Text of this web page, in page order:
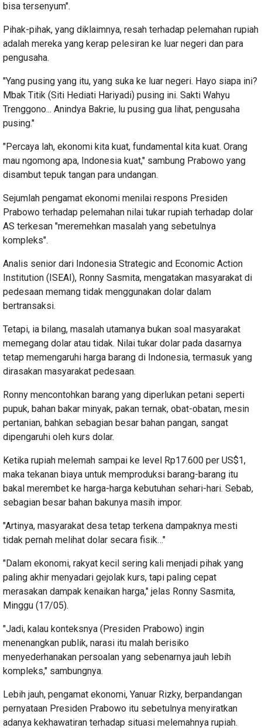
bisa tersenyum".
Pihak-pihak, yang diklaimnya, resah terhadap pelemahan rupiah
adalah mereka yang kerap pelesiran ke luar negeri dan para
pengusaha.
"Yang pusing yang itu, yang suka ke luar negeri. Hayo siapa ini?
Mbak Titik (Siti Hediati Hariyadi) pusing ini. Sakti Wahyu
Trenggono... Anindya Bakrie, lu pusing gua lihat, pengusaha
pusing."
"Percaya lah, ekonomi kita kuat, fundamental kita kuat. Orang
mau ngomong apa, Indonesia kuat," sambung Prabowo yang
disambut tepuk tangan para undangan.
Sejumlah pengamat ekonomi menilai respons Presiden
Prabowo terhadap pelemahan nilai tukar rupiah terhadap dolar
AS terkesan "meremehkan masalah yang sebetulnya
kompleks".
Analis senior dari Indonesia Strategic and Economic Action
Institution (ISEAI), Ronny Sasmita, mengatakan masyarakat di
pedesaan memang tidak menggunakan dolar dalam
bertransaksi.
Tetapi, ia bilang, masalah utamanya bukan soal masyarakat
memegang dolar atau tidak. Nilai tukar dolar pada dasarnya
tetap memengaruhi harga barang di Indonesia, termasuk yang
dirasakan masyarakat pedesaan.
Ronny mencontohkan barang yang diperlukan petani seperti
pupuk, bahan bakar minyak, pakan ternak, obat-obatan, mesin
pertanian, bahkan sebagian besar bahan pangan, sangat
dipengaruhi oleh kurs dolar.
Ketika rupiah melemah sampai ke level Rp17.600 per US$1,
maka tekanan biaya untuk memproduksi barang-barang itu
bakal merembet ke harga-harga kebutuhan sehari-hari. Sebab,
sebagian besar bahan bakunya masih impor.
"Artinya, masyarakat desa tetap terkena dampaknya mesti
tidak pernah melihat dolar secara fisik…"
"Dalam ekonomi, rakyat kecil sering kali menjadi pihak yang
paling akhir menyadari gejolak kurs, tapi paling cepat
merasakan dampak kenaikan harga," jelas Ronny Sasmita,
Minggu (17/05).
"Jadi, kalau konteksnya (Presiden Prabowo) ingin
menenangkan publik, narasi itu malah berisiko
menyederhanakan persoalan yang sebenarnya jauh lebih
kompleks," sambungnya.
Lebih jauh, pengamat ekonomi, Yanuar Rizky, berpandangan
pernyataan Presiden Prabowo itu sebetulnya menyiratkan
adanya kekhawatiran terhadap situasi melemahnya rupiah.